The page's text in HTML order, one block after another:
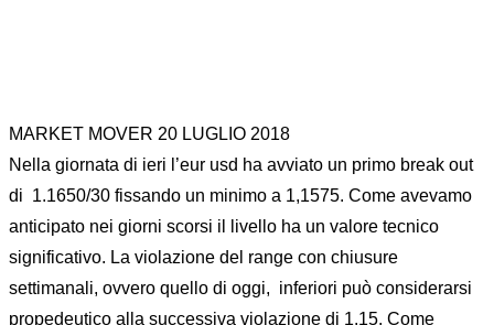
MARKET MOVER 20 LUGLIO 2018
Nella giornata di ieri l’eur usd ha avviato un primo break out
di 1.1650/30 fissando un minimo a 1,1575. Come avevamo
anticipato nei giorni scorsi il livello ha un valore tecnico
significativo. La violazione del range con chiusure
settimanali, ovvero quello di oggi, inferiori può considerarsi
propedeutico alla successiva violazione di 1.15. Come